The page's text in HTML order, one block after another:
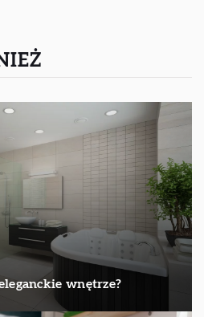
wnętrze?